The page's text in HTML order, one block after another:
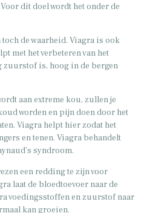
dit doel wordt het onder de
de waarheid. Viagra is ook
met het verbeteren van het
zuurstof is, hoog in de bergen
aan extreme kou, zullen je
worden en pijn doen door het
Viagra helpt hier zodat het
en tenen. Viagra behandelt
syndroom.
een redding te zijn voor
laat de bloedtoevoer naar de
voedingsstoffen en zuurstof naar
kan groeien.